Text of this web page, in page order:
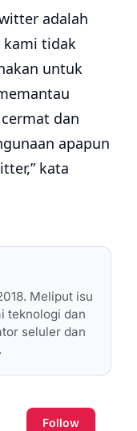
adalah
kami tidak
untuk
dan
apapun
kata
Meliput isu
teknologi dan
seluler dan
Follow